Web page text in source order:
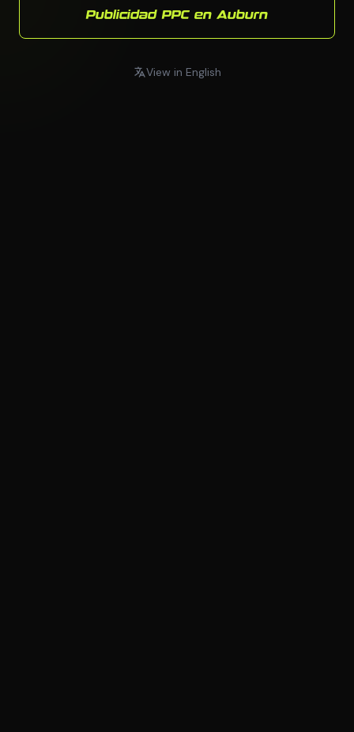
Publicidad PPC en Auburn
View in English